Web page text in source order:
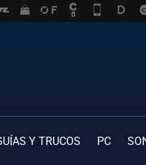
Y TRUCOS PC